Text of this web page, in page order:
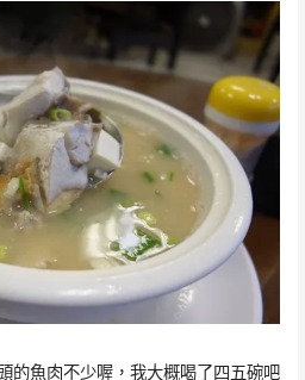
的魚肉不少喔，我大概喝了四五碗吧